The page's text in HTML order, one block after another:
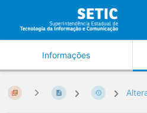
Informações